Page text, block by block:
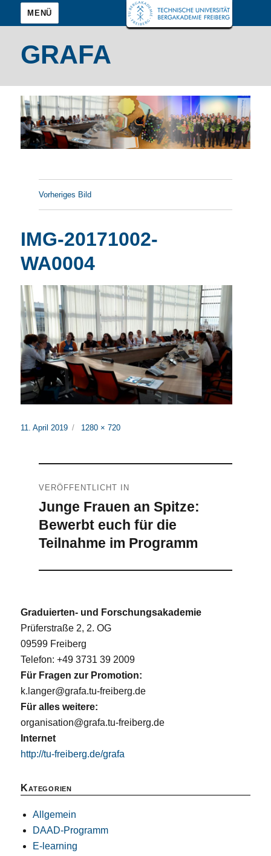
MENÜ
GRAFA
Vorheriges Bild
IMG-20171002-
WA0004
Veröffentlicht
11. April 2019 Originalgröße
1280 × 720
VERÖFFENTLICHT IN
Junge Frauen an Spitze:
Bewerbt euch für die
Teilnahme im Programm
Graduierten- und Forschungsakademie
Prüferstraße 2, 2. OG
09599 Freiberg
Telefon: +49 3731 39 2009
Für Fragen zur Promotion:
k.langer@grafa.tu-freiberg.de
Für alles weitere:
organisation@grafa.tu-freiberg.de
Internet
http://tu-freiberg.de/grafa
Kategorien
Allgemein
DAAD-Programm
E-learning